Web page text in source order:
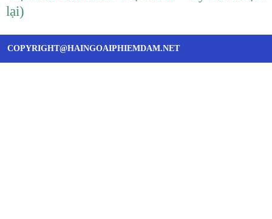
lại)
COPYRIGHT@HAINGOAIPHIEMDAM.NET